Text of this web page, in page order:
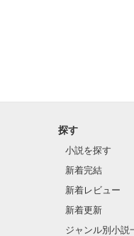
探す
小説を探す
新着完結
新着レビュー
新着更新
ジャンル別小説